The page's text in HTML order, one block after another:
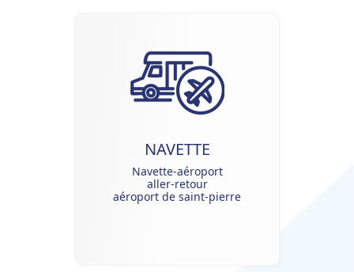
NAVETTE
Navette-aéroport
aller-retour
aéroport de saint-pierre